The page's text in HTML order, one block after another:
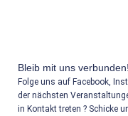
Bleib mit uns verbunden!
Folge uns auf Facebook,
der nächsten
in Kontakt treten ? Schicke